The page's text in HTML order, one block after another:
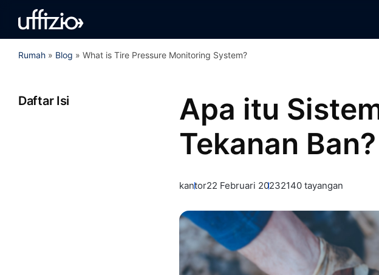
Rumah » Blog » What is Tire Pressure Monitoring System?
Daftar Isi
Apa itu
Tekanan Ban?
kantor22 Februari 20232140 tayangan